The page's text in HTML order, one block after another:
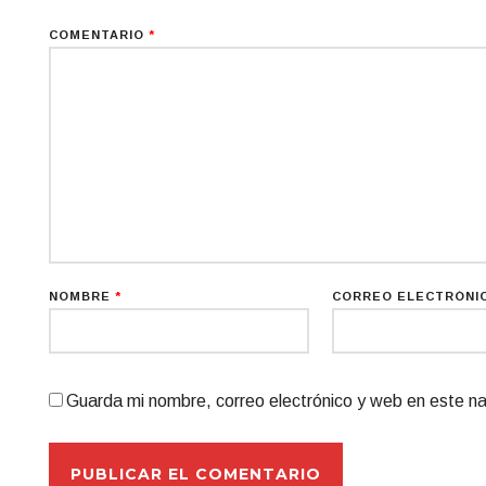
COMENTARIO *
NOMBRE * CORREO
Guarda mi nombre, correo electrónico y web en este